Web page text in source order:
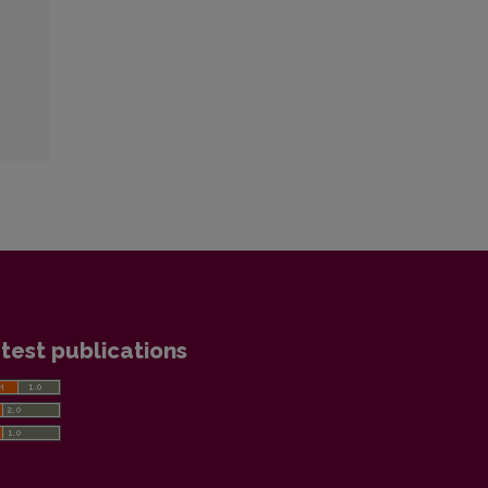
publications